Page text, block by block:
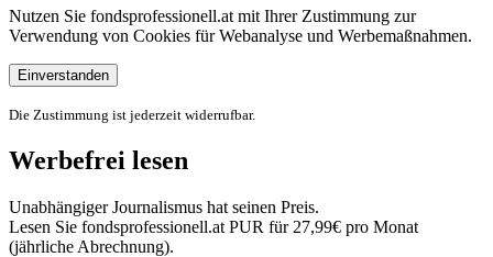
Nutzen Sie fondsprofessionell.at mit Ihrer Zustimmung zur
Verwendung von Cookies für Webanalyse und Werbemaßnahmen.
Einverstanden
Die Zustimmung ist jederzeit widerrufbar.
Werbefrei lesen
Unabhängiger Journalismus hat seinen Preis.
Lesen Sie fondsprofessionell.at PUR für 27,99€ pro Monat
(jährliche Abrechnung).